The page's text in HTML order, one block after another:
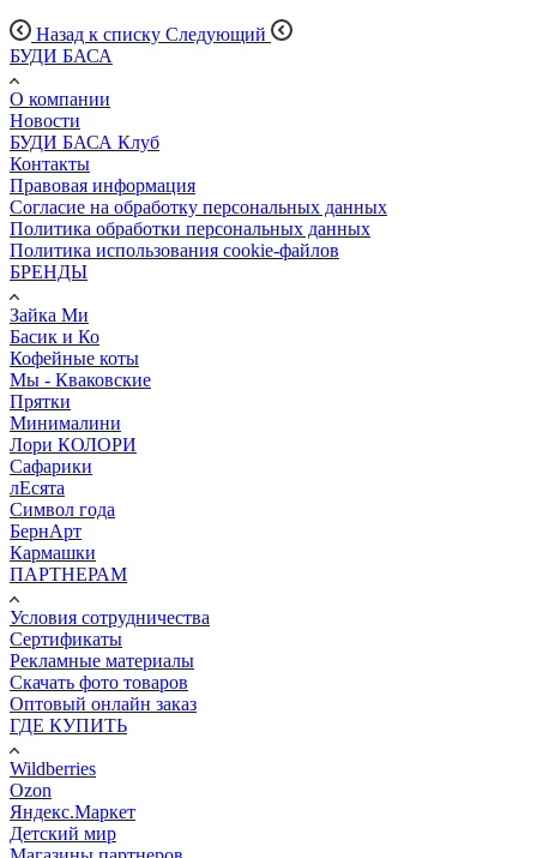
Назад к списку Следующий
БУДИ БАСА
О компании
Новости
БУДИ БАСА Клуб
Контакты
Правовая информация
Согласие на обработку персональных данных
Политика обработки персональных данных
Политика использования cookie-файлов
БРЕНДЫ
Зайка Ми
Басик и Ко
Кофейные коты
Мы - Кваковские
Прятки
Минималини
Лори КОЛОРИ
Сафарики
лЕсята
Символ года
БернАрт
Кармашки
ПАРТНЕРАМ
Условия сотрудничества
Сертификаты
Рекламные материалы
Скачать фото товаров
Оптовый онлайн заказ
ГДЕ КУПИТЬ
Wildberries
Ozon
Яндекс.Маркет
Детский мир